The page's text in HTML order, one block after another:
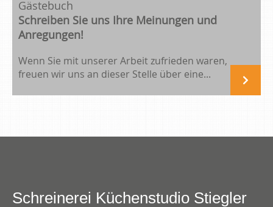
Gästebuch
Schreiben Sie uns Ihre Meinungen und
Anregungen!
Wenn Sie mit unserer Arbeit zufrieden waren,
freuen wir uns an dieser Stelle über eine...
Schreinerei Küchenstudio Stiegler